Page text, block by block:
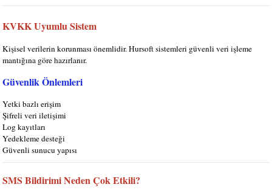
KVKK Uyumlu Sistem
Kişisel verilerin korunması önemlidir. Hursoft sistemleri güvenli veri işleme
mantığına göre hazırlanır.
Güvenlik Önlemleri
Yetki bazlı erişim
Şifreli veri iletişimi
Log kayıtları
Yedekleme desteği
Güvenli sunucu yapısı
SMS Bildirimi Neden Çok Etkili?